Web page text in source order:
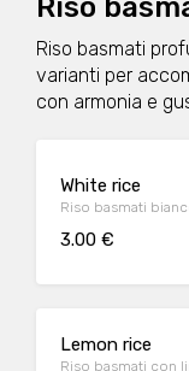
Riso
Riso basmati
varianti per
con armonia e
White rice
Riso basmati
3.00 €
Lemon rice
Riso basmati con